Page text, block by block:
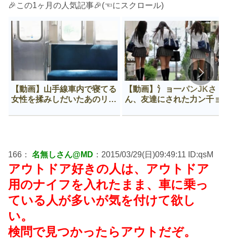
🎉この1ヶ月の人気記事🎉(☜にスクロール)
【動画】山手線車内で寝てる
女性を揉みしだいたあのリー
【動画】氵ョ一パンJKさ
ん、友達にされた力ン千ョ
166： 名無しさん@MD ：2015/03/29(日)09:49:11 ID:qsM
アウトドア好きの人は、アウトドア
用のナイフを入れたまま、車に乗っ
ている人が多いが気を付けて欲し
い。
検問で見つかったらアウトだぞ。